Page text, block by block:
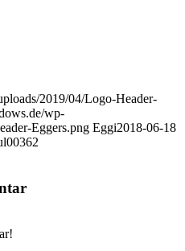
2019/04/Logo-Header-
wp-
Eggers.png Eggi2018-06-18